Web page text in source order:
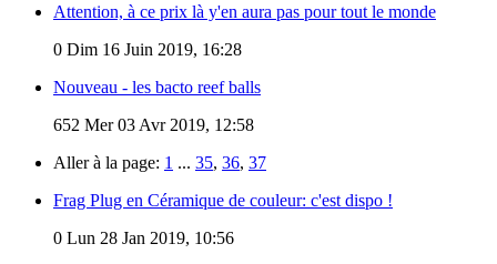
Attention, à ce prix là y'en aura pas pour tout le monde
0 Dim 16 Juin 2019, 16:28
Nouveau - les bacto reef balls
652 Mer 03 Avr 2019, 12:58
Aller à la page: 1 ... 35, 36, 37
Frag Plug en Céramique de couleur: c'est dispo !
0 Lun 28 Jan 2019, 10:56